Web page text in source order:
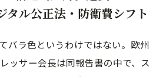
タル公正法・防衛費シフト
バラ色というわけではない。欧州
ッサー会長は同報告書の中で、ス